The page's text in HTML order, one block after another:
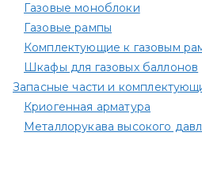
Газовые моноблоки
Газовые рампы
Комплектующие к газовым
Шкафы для газовых баллонов
Запасные части и
Криогенная арматура
Металлорукава высокого